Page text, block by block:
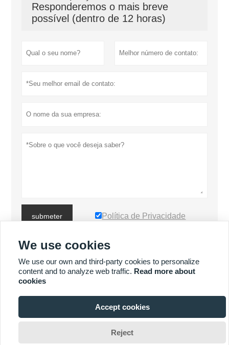

Responderemos o mais breve
possível (dentro de 12 horas)
submeter Política de Privacidade
MAIS SERVIÇOS
      
Copyright de © Luoyang Heng Guan Bearing Technology Co., Ltd E-
We use cookies
We use our own and third-party cookies to personalize
content and to analyze web traffic. Read more about
cookies
Accept cookies
Reject